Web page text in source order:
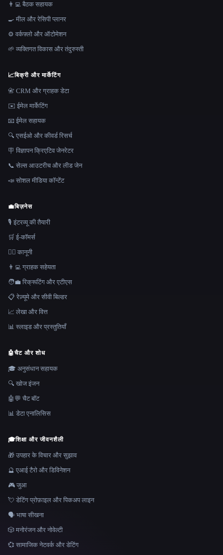
👨‍💻 बैठक सहायक
🍳 मील और रेसिपी प्लानर
⚙️ वर्कफ़्लो और ऑटोमेशन
🌱 व्यक्तिगत विकास और तंदुरुस्ती
📈बिक्री और मार्केटिंग
📇 CRM और ग्राहक डेटा
✉️ ईमेल मार्केटिंग
📧 ईमेल सहायक
🔍 एसईओ और कीवर्ड रिसर्च
🪧 विज्ञापन क्रिएटिव जेनरेटर
📞 सेल्स आउटरीच और लीड जेन
📣 सोशल मीडिया कॉन्टेंट
💼बिज़नेस
🎙️ इंटरव्यू की तैयारी
🛒 ई-कॉमर्स
👩‍⚖️ कानूनी
👨‍💻 ग्राहक सहेयता
🧑‍💼 रिक्रूटिंग और एटीएस
📋 रेज़्यूमे और सीवी बिल्डर
📈 लेखा और वित्त
📊 स्लाइड और प्रस्तुतियाँ
🤖चैट और शोध
🎓 अनुसंधान सहायक
🔍 खोज इंजन
🤖💬 चैट बॉट
📊 डेटा एनालिसिस
🎓शिक्षा और जीवनशैली
🎁 उपहार के विचार और सुझाव
🔮 एआई टैरो और डिविनेशन
🎮 जुआ
💘 डेटिंग प्रोफ़ाइल और पिकअप लाइन
🗣️ भाषा सीखना
🎲 मनोरंजन और नोवेल्टी
💞 सामाजिक नेटवर्क और डेटिंग